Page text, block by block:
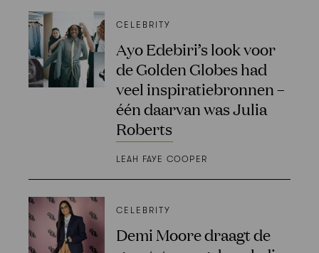
CELEBRITY
Ayo Edebiri’s look voor
de Golden Globes had
veel inspiratiebronnen –
één daarvan was Julia
Roberts
LEAH FAYE COOPER
CELEBRITY
Demi Moore draagt de